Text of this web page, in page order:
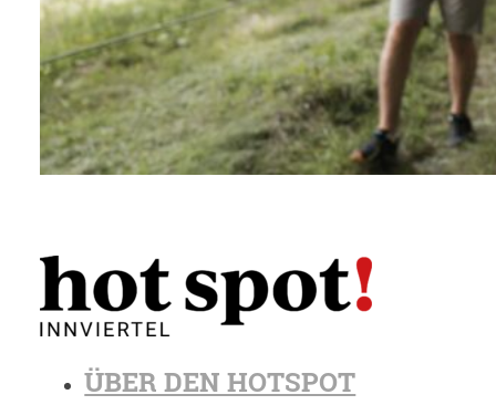
ÜBER DEN HOTSPOT